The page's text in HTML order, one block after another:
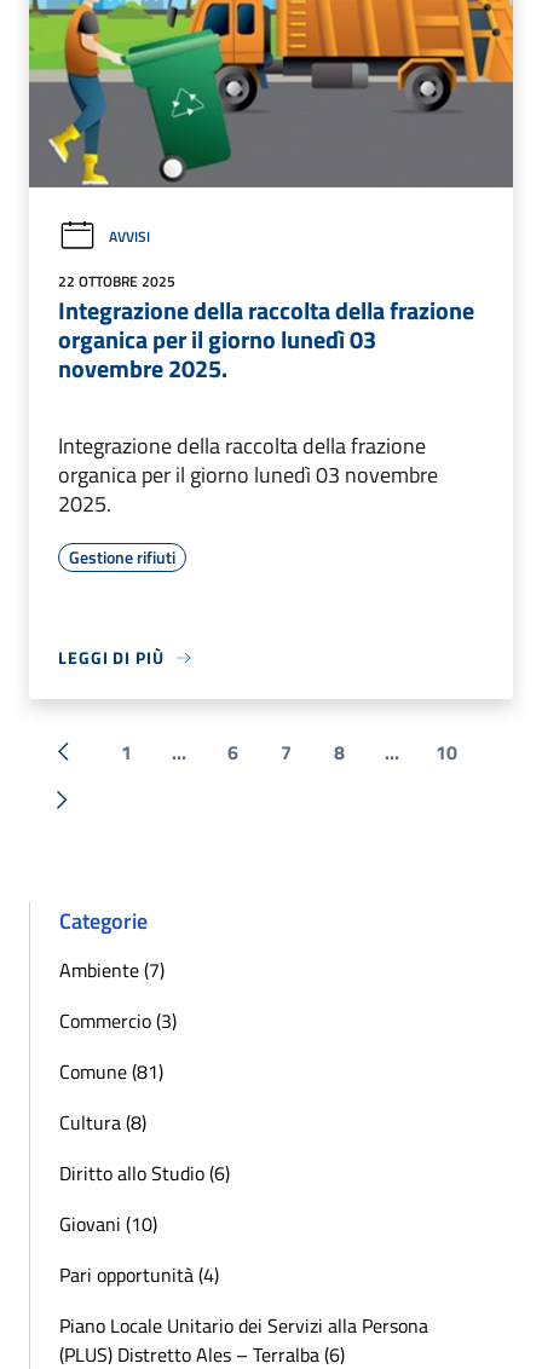
AVVISI
22 OTTOBRE 2025
Integrazione della raccolta della frazione
organica per il giorno lunedì 03
novembre 2025.
Integrazione della raccolta della frazione
organica per il giorno lunedì 03 novembre
2025.
Gestione rifiuti
LEGGI DI PIÙ
« Precedente
1 ... 6 7 8 ... 10
Successiva »
Categorie
Ambiente (7)
Commercio (3)
Comune (81)
Cultura (8)
Diritto allo Studio (6)
Giovani (10)
Pari opportunità (4)
Piano Locale Unitario dei Servizi alla Persona
(PLUS) Distretto Ales – Terralba (6)